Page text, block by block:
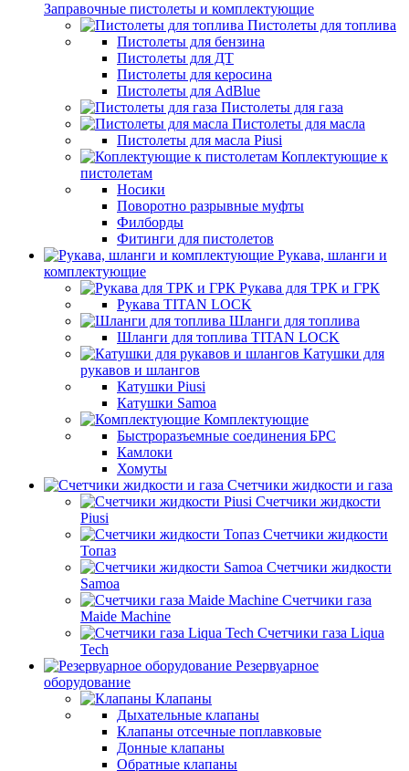
Заправочные пистолеты и комплектующие
Пистолеты для топлива
Пистолеты для бензина
Пистолеты для ДТ
Пистолеты для керосина
Пистолеты для AdBlue
Пистолеты для газа
Пистолеты для масла
Пистолеты для масла Piusi
Коплектующие к
пистолетам
Носики
Поворотно разрывные муфты
Филборды
Фитинги для пистолетов
Рукава, шланги и
комплектующие
Рукава для ТРК и ГРК
Рукава TITAN LOCK
Шланги для топлива
Шланги для топлива TITAN LOCK
Катушки для
рукавов и шлангов
Катушки Piusi
Катушки Samoa
Комплектующие
Быстроразъемные соединения БРС
Камлоки
Хомуты
Счетчики жидкости и газа
Счетчики жидкости
Piusi
Счетчики жидкости
Топаз
Счетчики жидкости
Samoa
Счетчики газа
Maide Machine
Счетчики газа Liqua
Tech
Резервуарное
оборудование
Клапаны
Дыхательные клапаны
Клапаны отсечные поплавковые
Донные клапаны
Обратные клапаны